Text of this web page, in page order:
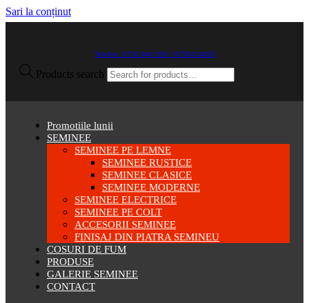
Sari la conținut
Telefon: 0724 944 550 / 0750414993
Products search
Promotiile lunii
SEMINEE
SEMINEE PE LEMNE
SEMINEE RUSTICE
SEMINEE CLASICE
SEMINEE MODERNE
SEMINEE ELECTRICE
SEMINEE PE COLT
ACCESORII SEMINEE
FINISAJ DIN PIATRA SEMINEU
COSURI DE FUM
PRODUSE
GALERIE SEMINEE
CONTACT